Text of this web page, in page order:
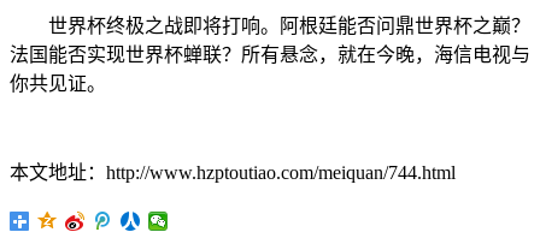
世界杯终极之战即将打响。阿根廷能否问鼎世界杯之巅？
法国能否实现世界杯蝉联？所有悬念，就在今晚，海信电视与
你共见证。
本文地址：http://www.hzptoutiao.com/meiquan/744.html